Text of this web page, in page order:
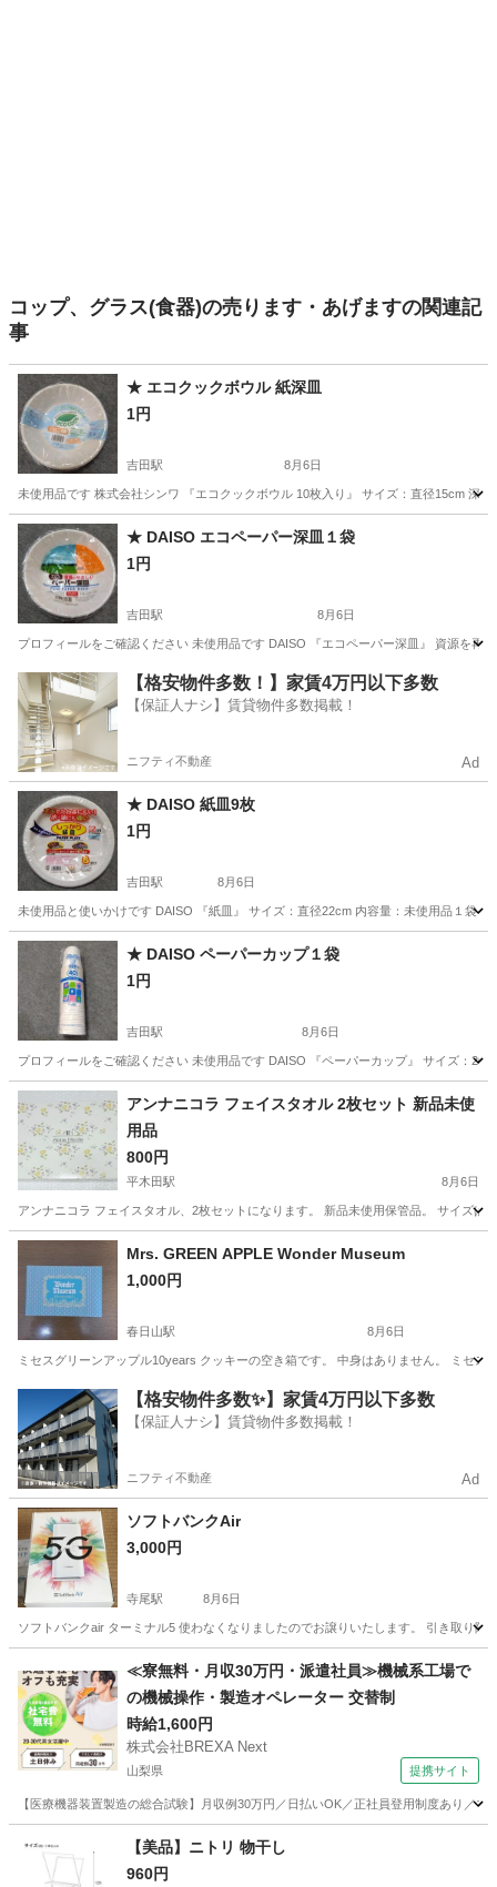
コップ、グラス(食器)の売ります・あげますの関連記
事
★ エコクックボウル 紙深皿
1円
吉田駅 8月6日
未使用品です 株式会社シンワ 『エコクックボウル 10枚入り』 サイズ：直径15cm 深さ
新潟 燕市 吉田駅 シンワ
★ DAISO エコペーパー深皿１袋
1円
吉田駅 8月6日
プロフィールをご確認ください 未使用品です DAISO 『エコペーパー深皿』 資源を再
新潟 燕市 吉田駅 食器 DAISO
【格安物件多数！】家賃4万円以下多数
【保証人ナシ】賃貸物件多数掲載！
ニフティ不動産 Ad
★ DAISO 紙皿9枚
1円
吉田駅 8月6日
未使用品と使いかけです DAISO 『紙皿』 サイズ：直径22cm 内容量：未使用品１袋 6
新潟 燕市 吉田駅 食器 紙皿
★ DAISO ペーパーカップ１袋
1円
吉田駅 8月6日
プロフィールをご確認ください 未使用品です DAISO 『ペーパーカップ』 サイズ：
新潟 燕市 吉田駅 食器
アンナニコラ フェイスタオル 2枚セット 新品未使
用品
800円
平木田駅 8月6日
アンナニコラ フェイスタオル、2枚セットになります。 新品未使用保管品。 サイズ
新潟 胎内市
Mrs. GREEN APPLE Wonder Museum
1,000円
春日山駅 8月6日
ミセスグリーンアップル10years クッキーの空き箱です。 中身はありません。 ミセ
上越市 春日山駅 ノベルティグッズ ドンキ
【格安物件多数✨】家賃4万円以下多数
【保証人ナシ】賃貸物件多数掲載！
ニフティ不動産 Ad
ソフトバンクAir
3,000円
寺尾駅 8月6日
ソフトバンクair ターミナル5 使わなくなりましたのでお譲りいたします。 引き取り限
寺尾駅 生活雑貨 Air
≪寮無料・月収30万円・派遣社員≫機械系工場で
の機械操作・製造オペレーター 交替制
時給1,600円
株式会社BREXA Next
山梨県 提携サイト
【医療機器装置製造の総合試験】月収例30万円／日払いOK／正社員登用制度あり
【美品】ニトリ 物干し
960円